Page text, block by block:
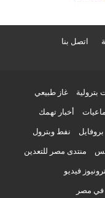
اتصل بنا
بترولية غاز طبيعي
أخبار تهمك
بروفايل نفط وبترول
منتدى مصر للتعدين
فيديو
في مصر